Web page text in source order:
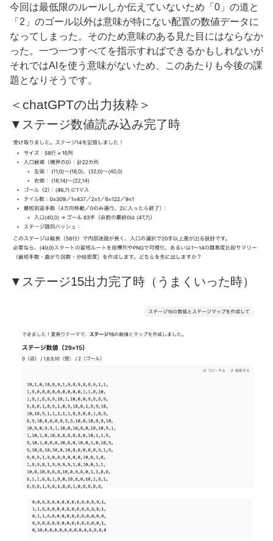
今回は最低限のルールしか伝えていないため「0」の道と
「2」のゴール以外は意味が特にない配置の数値データに
なってしまった。そのため意味のある見た目にはならなか
った。一つ一つすべてを指示すればできるかもしれないが
それではAIを使う意味がないため、このあたりも今後の課
題となりそうです。
＜chatGPTの出力抜粋＞
▼ステージ数値読み込み完了時
▼ステージ15出力完了時（うまくいった時）